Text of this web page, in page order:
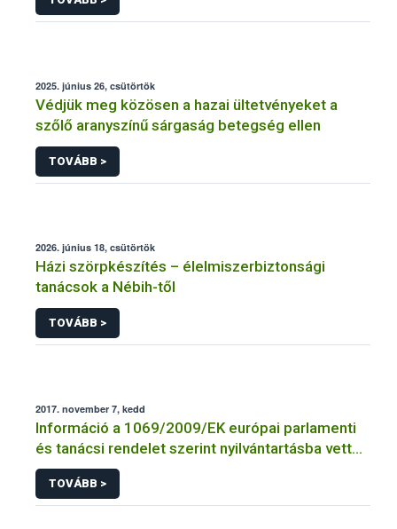
2025. június 26, csütörtök
Védjük meg közösen a hazai ültetvényeket a
szőlő aranyszínű sárgaság betegség ellen
TOVÁBB >
2026. június 18, csütörtök
Házi szörpkészítés – élelmiszerbiztonsági
tanácsok a Nébih-től
TOVÁBB >
2017. november 7, kedd
Információ a 1069/2009/EK európai parlamenti
és tanácsi rendelet szerint nyilvántartásba vett
vagy engedélyezett üzemek jegyzékéhez
TOVÁBB >